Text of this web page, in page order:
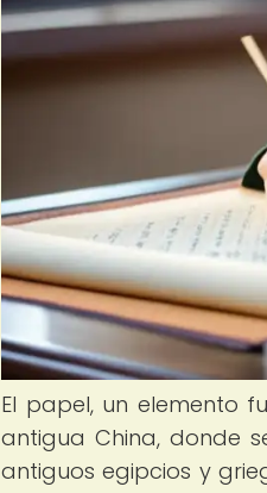
El papel, un elemento
antigua China, donde
antiguos egipcios y